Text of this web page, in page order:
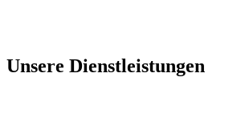
Unsere Dienst­leistungen